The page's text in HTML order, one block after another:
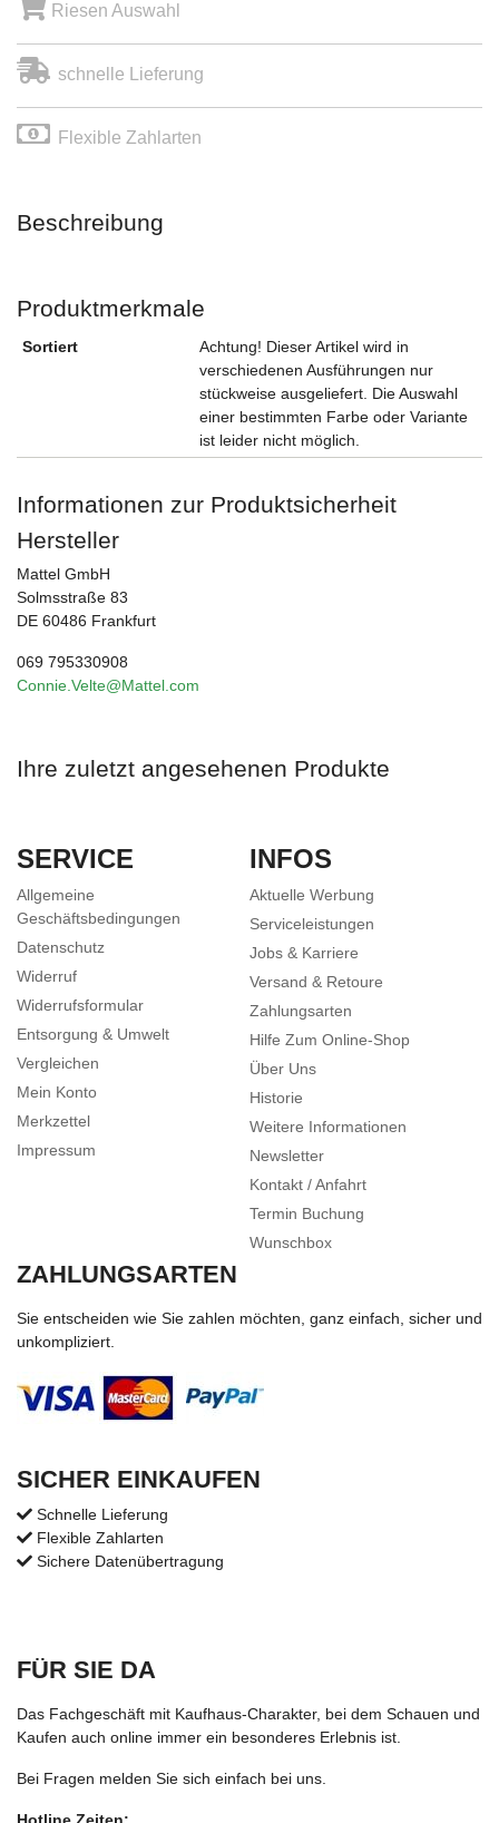
Riesen Auswahl
schnelle Lieferung
Flexible Zahlarten
Beschreibung
Produktmerkmale
Sortiert
Achtung! Dieser Artikel wird in
verschiedenen Ausführungen nur
stückweise ausgeliefert. Die Auswahl
einer bestimmten Farbe oder Variante
ist leider nicht möglich.
Informationen zur Produktsicherheit
Hersteller
Mattel GmbH
Solmsstraße 83
DE 60486 Frankfurt
069 795330908
Connie.Velte@Mattel.com
Ihre zuletzt angesehenen Produkte
SERVICE
Allgemeine
Geschäftsbedingungen
Datenschutz
Widerruf
Widerrufsformular
Entsorgung & Umwelt
Vergleichen
Mein Konto
Merkzettel
Impressum
INFOS
Aktuelle Werbung
Serviceleistungen
Jobs & Karriere
Versand & Retoure
Zahlungsarten
Hilfe Zum Online-Shop
Über Uns
Historie
Weitere Informationen
Newsletter
Kontakt / Anfahrt
Termin Buchung
Wunschbox
ZAHLUNGSARTEN
Sie entscheiden wie Sie zahlen möchten, ganz einfach, sicher und
unkompliziert.
SICHER EINKAUFEN
Schnelle Lieferung
Flexible Zahlarten
Sichere Datenübertragung
FÜR SIE DA
Das Fachgeschäft mit Kaufhaus-Charakter, bei dem Schauen und
Kaufen auch online immer ein besonderes Erlebnis ist.
Bei Fragen melden Sie sich einfach bei uns.